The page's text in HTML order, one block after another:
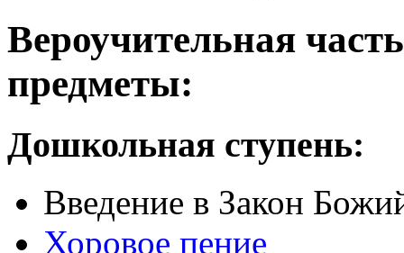
Вероучительная
предметы:
Дошкольная ступень:
Введение в Закон
Хоровое пение